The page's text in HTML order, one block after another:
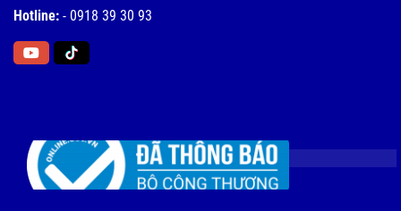
Hotline: - 0918 39 30 93